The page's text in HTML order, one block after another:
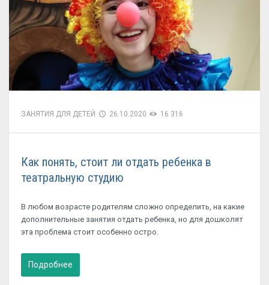
ЗАНЯТИЯ ДЛЯ ДЕТЕЙ 26.10.2020 16 316
Как понять, стоит ли отдать ребенка в
театральную студию
В любом возрасте родителям сложно определить, на какие
дополнительные занятия отдать ребенка, но для дошколят
эта проблема стоит особенно остро.
Подробнее